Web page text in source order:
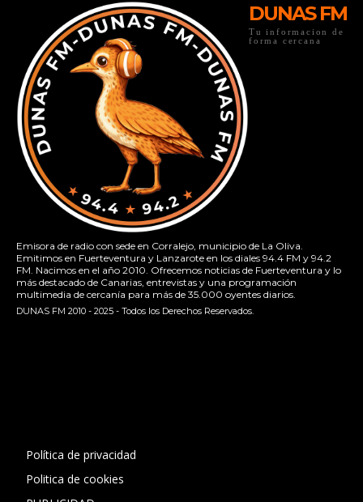
DUNAS FM
Tu informacion de
forma cercana
Emisora de radio con sede en Corralejo, municipio de La Oliva.
Emitimos en Fuerteventura y Lanzarote en los diales 94.4 FM y 94.2
FM. Nacimos en el año 2010. Ofrecemos noticias de Fuerteventura y lo
más destacado de Canarias, entrevistas y una programación
multimedia de cercanía para más de 35.000 oyentes diarios.
DUNAS FM 2010 - 2025 - Todos los Derechos Reservados.
Política de privacidad
Politica de cookies